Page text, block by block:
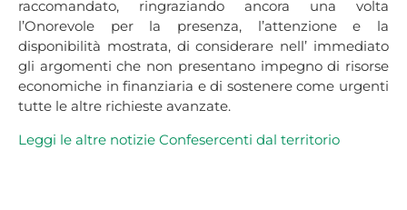
raccomandato, ringraziando ancora una volta
l’Onorevole per la presenza, l’attenzione e la
disponibilità mostrata, di considerare nell’ immediato
gli argomenti che non presentano impegno di risorse
economiche in finanziaria e di sostenere come urgenti
tutte le altre richieste avanzate.
Leggi le altre notizie Confesercenti dal territorio